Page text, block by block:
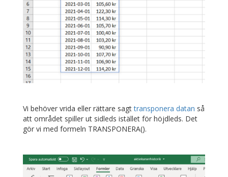
Vi behöver vrida eller rättare sagttransponera datan så
att området spiller ut sidleds istället för höjdleds. Det
gör vi med formeln TRANSPONERA().